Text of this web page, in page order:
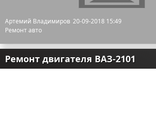
Артемий Владимиров 20-09-2018 15:49
Ремонт авто
Ремонт двигателя ВАЗ-2101